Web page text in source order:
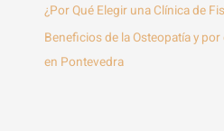
¿Por Qué Elegir una Clínica de
Beneficios de la Osteopatía y
en Pontevedra